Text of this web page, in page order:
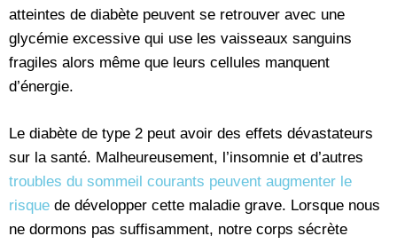
atteintes de diabète peuvent se retrouver avec une
glycémie excessive qui use les vaisseaux sanguins
fragiles alors même que leurs cellules manquent
d’énergie.
Le diabète de type 2 peut avoir des effets dévastateurs
sur la santé. Malheureusement, l’insomnie et d’autres
troubles du sommeil courants peuvent augmenter le
risque de développer cette maladie grave. Lorsque nous
ne dormons pas suffisamment, notre corps sécrète